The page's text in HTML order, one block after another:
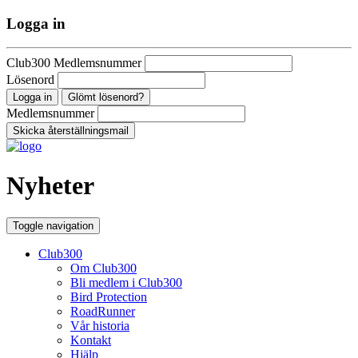
Logga in
Club300 Medlemsnummer
Lösenord
Glömt lösenord?
Medlemsnummer
Nyheter
Toggle navigation
Club300
Om Club300
Bli medlem i Club300
Bird Protection
RoadRunner
Vår historia
Kontakt
Hjälp